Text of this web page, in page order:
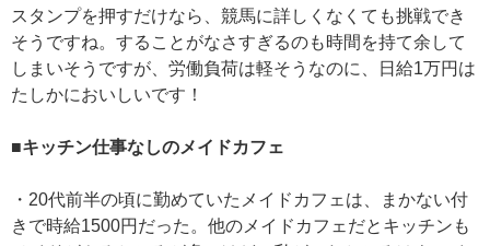
スタンプを押すだけなら、競馬に詳しくなくても挑戦でき
そうですね。することがなさすぎるのも時間を持て余して
しまいそうですが、労働負荷は軽そうなのに、日給1万円は
たしかにおいしいです！
■キッチン仕事なしのメイドカフェ
・20代前半の頃に勤めていたメイドカフェは、まかない付
きで時給1500円だった。他のメイドカフェだとキッチンも